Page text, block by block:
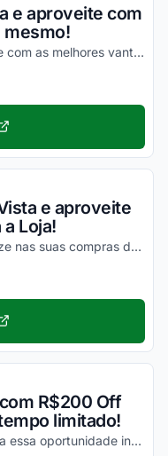
e aproveite com
mesmo!
Não fique de fora dessa e aproveite com as melhores vantagens agora mesmo!
e aproveite
Loja!
Não fique de fora dessa e economize nas suas compras da melhor maneira possível!
R$200 Off
limitado!
Aproveite agora mesmo e não perca essa oportunidade incrível para economizar nas suas compras online!